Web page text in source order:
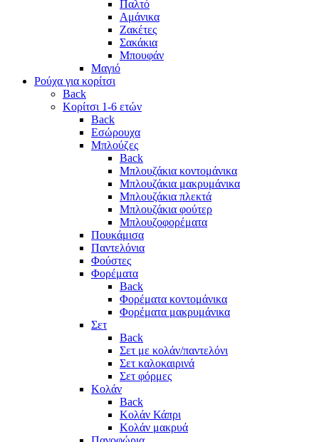
Παλτό
Αμάνικα
Ζακέτες
Σακάκια
Μπουφάν
Μαγιό
Ρούχα για κορίτσι
Back
Κορίτσι 1-6 ετών
Back
Εσώρουχα
Μπλούζες
Back
Μπλουζάκια κοντομάνικα
Μπλουζάκια μακρυμάνικα
Μπλουζάκια πλεκτά
Μπλουζάκια φούτερ
Μπλουζοφορέματα
Πουκάμισα
Παντελόνια
Φούστες
Φορέματα
Back
Φορέματα κοντομάνικα
Φορέματα μακρυμάνικα
Σετ
Back
Σετ με κολάν/παντελόνι
Σετ καλοκαιρινά
Σετ φόρμες
Κολάν
Back
Κολάν Κάπρι
Κολάν μακρυά